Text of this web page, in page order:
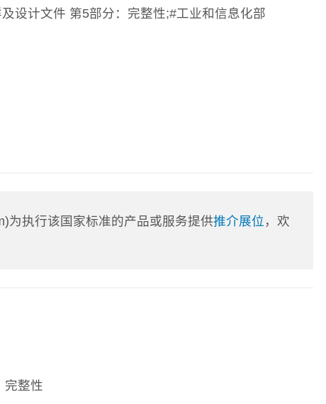
设计文件 第5部分：完整性;#工业和信息化部
为执行该国家标准的产品或服务提供推介展位 ，欢
完整性